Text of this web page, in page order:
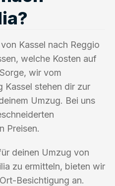
Kassel nach Reggio
welche Kosten auf
wir vom
Kassel stehen dir zur
Umzug. Bei uns
Preisen.
deinen Umzug von
zu ermitteln, bieten wir
Besichtigung an.